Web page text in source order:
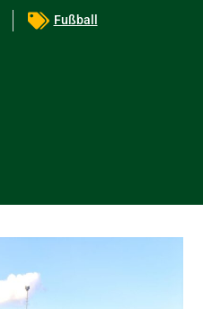
Fußball